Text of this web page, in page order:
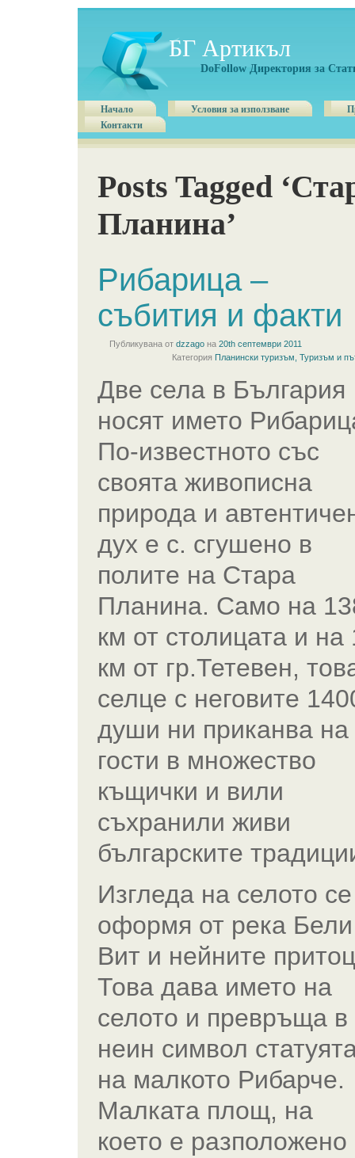
БГ Артикъл
DoFollow Директория за
Начало Условия за използване
Контакти
Posts Tagged
Планина’
Рибарица –
събития и факти
Публикувана от dzzago на 20th септември 2011
Категория Планински туризъм Туризъм и
Две села в България
носят името
По-известното със
своята живописна
природа и
дух е с. сгушено в
полите на Стара
Планина. Само на
км от столицата и на
км от гр.Тетевен,
селце с неговите
души ни приканва на
гости в множество
къщички и вили
съхранили живи
българските
Изгледа на селото се
оформя от река Бели
Вит и нейните
Това дава името на
селото и превръща в
неин символ
на малкото Рибарче.
Малката площ, на
което е разположено